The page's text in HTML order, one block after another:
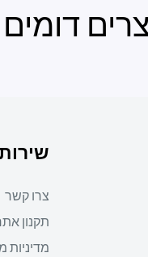
דומים
צרו קשר
תקנון
מדיניות